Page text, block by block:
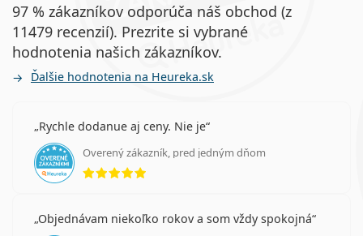
97 % zákazníkov odporúča náš obchod (z
11479 recenzií). Prezrite si vybrané
hodnotenia našich zákazníkov.
Ďalšie hodnotenia na Heureka.sk
Rychle dodanue aj ceny. Nie je
Overený zákazník, pred jedným dňom
hodnotenie 5 z 5
Objednávam niekoľko rokov a som vždy spokojná